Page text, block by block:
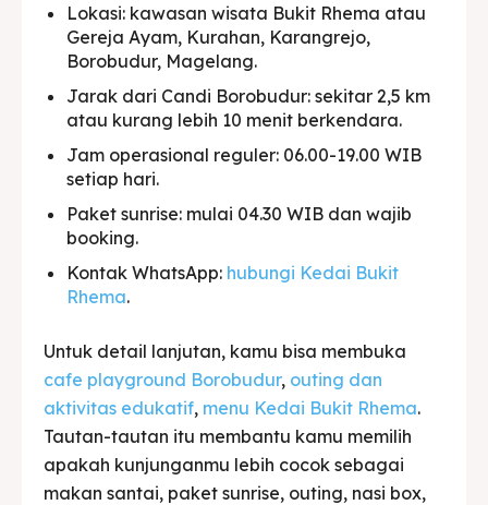
Lokasi: kawasan wisata Bukit Rhema atau
Gereja Ayam, Kurahan, Karangrejo,
Borobudur, Magelang.
Jarak dari Candi Borobudur: sekitar 2,5 km
atau kurang lebih 10 menit berkendara.
Jam operasional reguler: 06.00-19.00 WIB
setiap hari.
Paket sunrise: mulai 04.30 WIB dan wajib
booking.
Kontak WhatsApp: hubungi Kedai Bukit
Rhema.
Untuk detail lanjutan, kamu bisa membuka
cafe playground Borobudur, outing dan
aktivitas edukatif, menu Kedai Bukit Rhema.
Tautan-tautan itu membantu kamu memilih
apakah kunjunganmu lebih cocok sebagai
makan santai, paket sunrise, outing, nasi box,